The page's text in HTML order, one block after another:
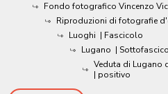
Fondo fotografico Vincenzo
Riproduzioni di fotografie
Luoghi | Fascicolo
Lugano |
Veduta di Lugano
| positivo